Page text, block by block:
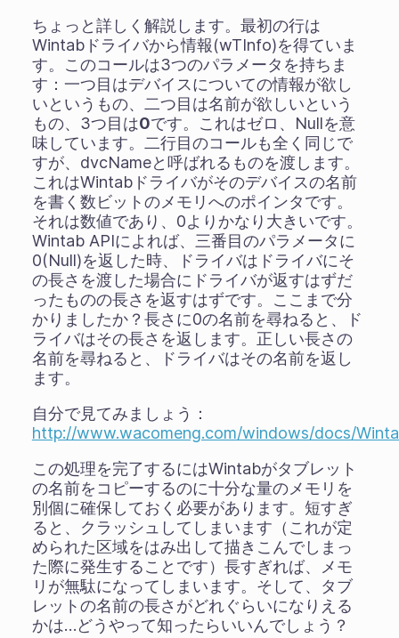
ちょっと詳しく解説します。最初の行は
Wintabドライバから情報(wTInfo)を得ていま
す。このコールは3つのパラメータを持ちま
す：一つ目はデバイスについての情報が欲し
いというもの、二つ目は名前が欲しいという
もの、3つ目は0です。これはゼロ、Nullを意
味しています。二行目のコールも全く同じで
すが、dvcNameと呼ばれるものを渡します。
これはWintabドライバがそのデバイスの名前
を書く数ビットのメモリへのポインタです。
それは数値であり、0よりかなり大きいです。
Wintab APIによれば、三番目のパラメータに
0(Null)を返した時、ドライバはドライバにそ
の長さを渡した場合にドライバが返すはずだ
ったものの長さを返すはずです。ここまで分
かりましたか？長さに0の名前を尋ねると、ド
ライバはその長さを返します。正しい長さの
名前を尋ねると、ドライバはその名前を返し
ます。
自分で見てみましょう：
http://www.wacomeng.com/windows/docs/
この処理を完了するにはWintabがタブレット
の名前をコピーするのに十分な量のメモリを
別個に確保しておく必要があります。短すぎ
ると、クラッシュしてしまいます（これが定
められた区域をはみ出して描きこんでしまっ
た際に発生することです）長すぎれば、メモ
リが無駄になってしまいます。そして、タブ
レットの名前の長さがどれぐらいになりえる
かは…どうやって知ったらいいんでしょう？